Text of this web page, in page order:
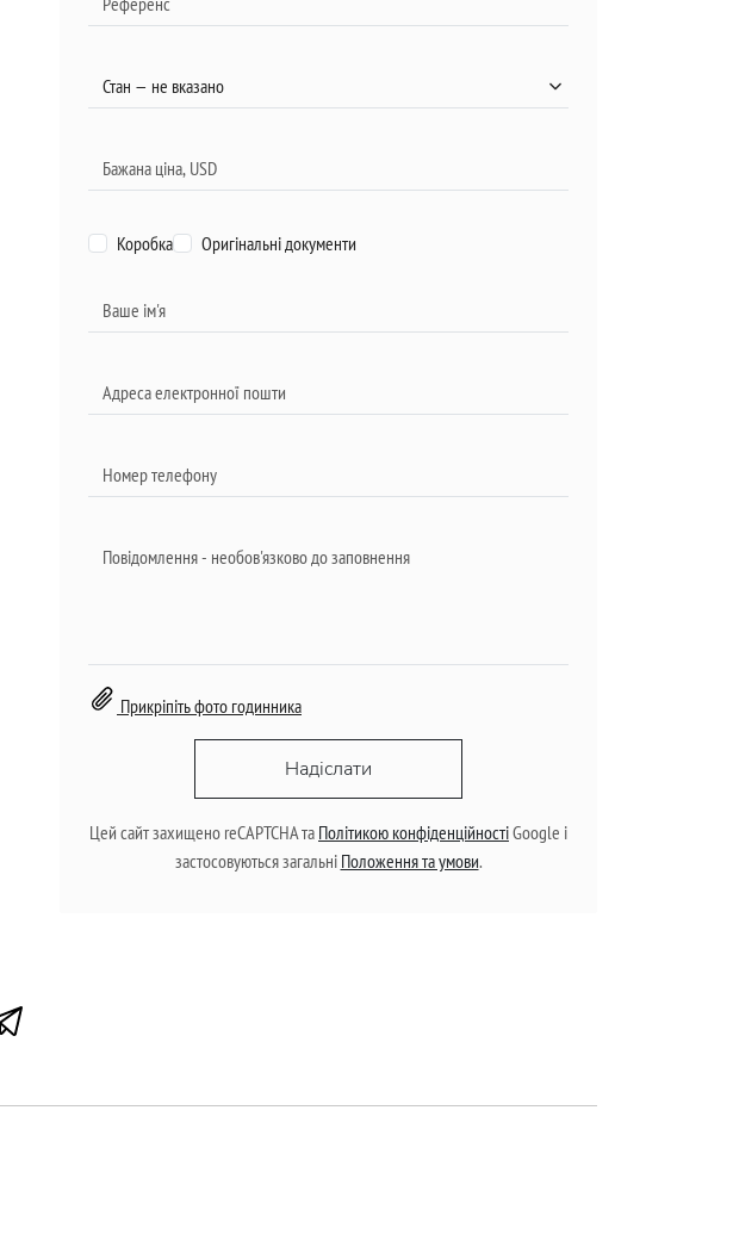
Коробка Оригінальні документи
Прикріпіть фото годинника
Надіслати
Цей сайт захищено reCAPTCHA та Політикою конфіденційностіGoogle і
застосовуються загальні Положення та умови.